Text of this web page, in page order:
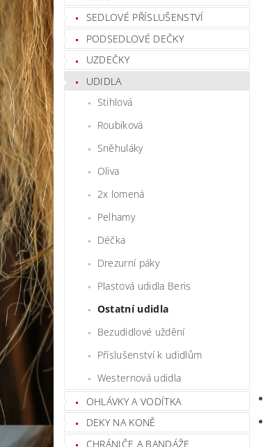
SEDLOVÉ PŘÍSLUŠENSTVÍ
PODSEDLOVÉ DEČKY
UZDEČKY
UDIDLA
Stihlová
Roubíková
Sněhuláky
Oliva
2x lomená
Pelhamy
Déčka
Drezurní páky
Plastová udidla Beris
Ostatní udidla
Bezudidlové uždění
Příslušenství k udidlům
Westernová udidla
OHLÁVKY A VODÍTKA
DEKY NA KONĚ
CHRÁNIČE A BANDÁŽE